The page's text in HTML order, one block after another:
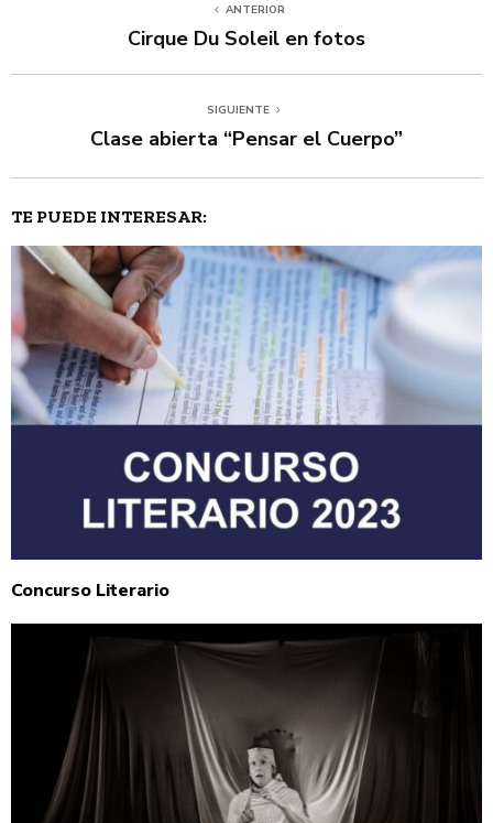
ANTERIOR
Cirque Du Soleil en fotos
SIGUIENTE
Clase abierta “Pensar el Cuerpo”
TE PUEDE INTERESAR:
Concurso Literario